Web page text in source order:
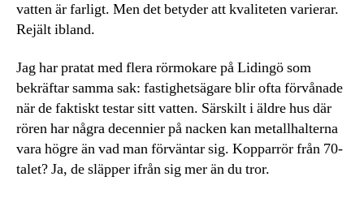
vatten är farligt. Men det betyder att kvaliteten varierar.
Rejält ibland.
Jag har pratat med flera rörmokare på Lidingö som
bekräftar samma sak: fastighetsägare blir ofta förvånade
när de faktiskt testar sitt vatten. Särskilt i äldre hus där
rören har några decennier på nacken kan metallhalterna
vara högre än vad man förväntar sig. Kopparrör från 70-
talet? Ja, de släpper ifrån sig mer än du tror.